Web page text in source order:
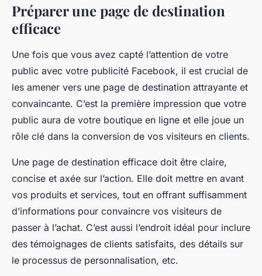
Préparer une page de destination
efficace
Une fois que vous avez capté l’attention de votre
public avec votre publicité Facebook, il est crucial de
les amener vers une page de destination attrayante et
convaincante. C’est la première impression que votre
public aura de votre boutique en ligne et elle joue un
rôle clé dans la conversion de vos visiteurs en clients.
Une page de destination efficace doit être claire,
concise et axée sur l’action. Elle doit mettre en avant
vos produits et services, tout en offrant suffisamment
d’informations pour convaincre vos visiteurs de
passer à l’achat. C’est aussi l’endroit idéal pour inclure
des témoignages de clients satisfaits, des détails sur
le processus de personnalisation, etc.